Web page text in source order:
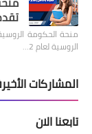
الروسية لعام 2…
المشاركات
تابعنا الان